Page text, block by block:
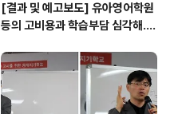
[결과 및 예고보도] 유아영어학원
등의 고비용과 학습부담 심각해..